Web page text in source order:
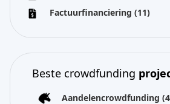
Factuurfinanciering (11)
Beste crowdfunding
Aandelencrowdfunding